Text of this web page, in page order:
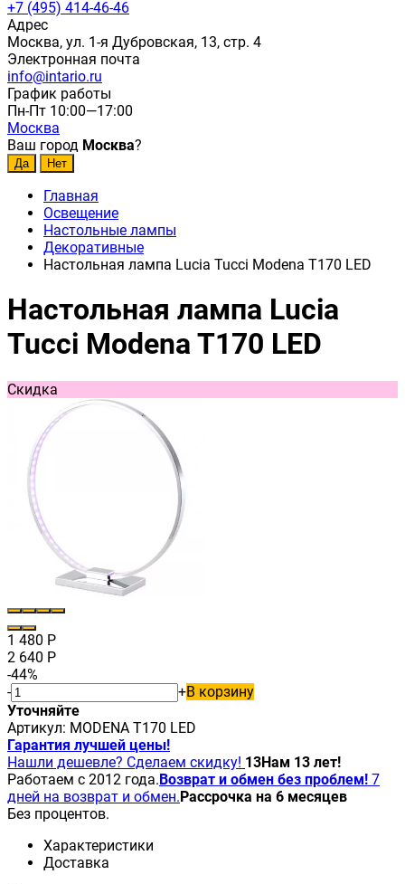
+7 (495) 414-46-46
Адрес
Москва, ул. 1-я Дубровская, 13, стр. 4
Электронная почта
info@intario.ru
График работы
Пн-Пт 10:00—17:00
Москва
Ваш город Москва?
Главная
Освещение
Настольные лампы
Декоративные
Настольная лампа Lucia Tucci Modena T170 LED
Настольная лампа Lucia
Tucci Modena T170 LED
Скидка
1 480 Р
2 640 Р
-44%
-
+В корзину
Уточняйте
Артикул: MODENA T170 LED
Гарантия лучшей цены!
Нашли дешевле? Сделаем скидку! 13Нам 13 лет!
Работаем с 2012 года.Возврат и обмен без проблем! 7
дней на возврат и обмен.Рассрочка на 6 месяцев
Без процентов.
Характеристики
Доставка